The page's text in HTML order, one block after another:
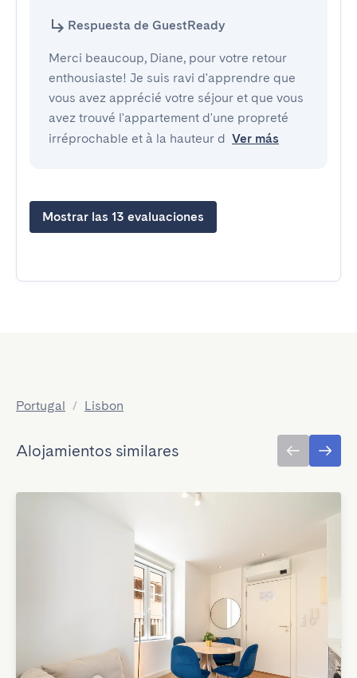
Respuesta de GuestReady
Merci beaucoup, Diane, pour votre retour
enthousiaste! Je suis ravi d'apprendre que
vous avez apprécié votre séjour et que vous
avez trouvé l'appartement d'une propreté
irréprochable et à la hauteur d Ver más
Mostrar las 13 evaluaciones
Portugal / Lisbon
Alojamientos similares